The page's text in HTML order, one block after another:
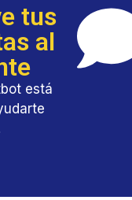
tus
al
está